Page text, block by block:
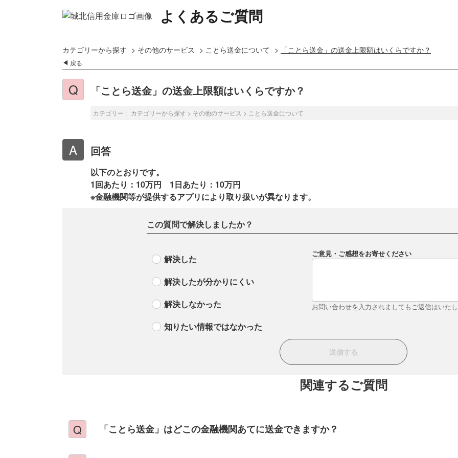
よくあるご質問
カテゴリーから探す > その他のサービス > ことら送金について > 「ことら送金」の送金上限額はいくらですか？
戻る
「ことら送金」の送金上限額はいくらですか？
カテゴリー : カテゴリーから探す > その他のサービス > ことら送金について
回答
以下のとおりです。
1回あたり：10万円 1日あたり：10万円
※金融機関等が提供するアプリにより取り扱いが異なります。
この質問で解決しましたか？
解決した
解決したが分かりにくい
解決しなかった
知りたい情報ではなかった
ご意見・ご感想をお寄せください
お問い合わせを入力されましてもご返信はいた
関連するご質問
「ことら送金」はどこの金融機関あてに送金できますか？